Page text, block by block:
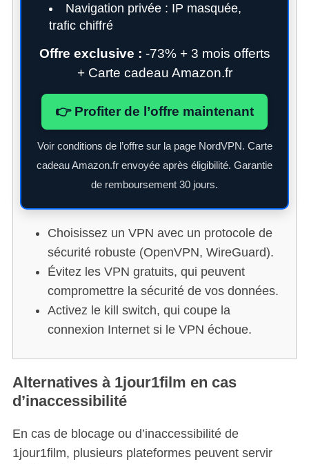
Navigation privée : IP masquée,
trafic chiffré
Offre exclusive : -73% + 3 mois offerts
+ Carte cadeau Amazon.fr
👉 Profiter de l’offre maintenant
Voir conditions de l’offre sur la page NordVPN. Carte
cadeau Amazon.fr envoyée après éligibilité. Garantie
de remboursement 30 jours.
Choisissez un VPN avec un protocole de
sécurité robuste (OpenVPN, WireGuard).
Évitez les VPN gratuits, qui peuvent
compromettre la sécurité de vos données.
Activez le kill switch, qui coupe la
connexion Internet si le VPN échoue.
Alternatives à 1jour1film en cas
d’inaccessibilité
En cas de blocage ou d’inaccessibilité de
1jour1film, plusieurs plateformes peuvent servir